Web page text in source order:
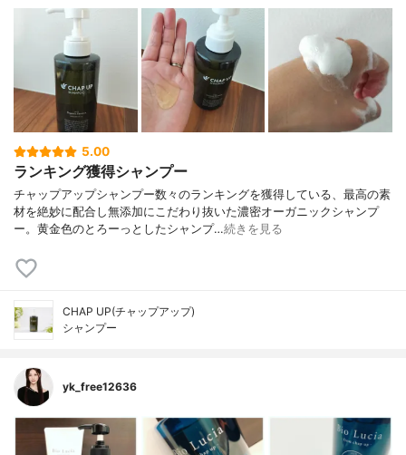
5.00
ランキング獲得シャンプー
チャップアップシャンプー数々のランキングを獲得している、最高の素
材を絶妙に配合し無添加にこだわり抜いた濃密オーガニックシャンプ
ー。黄金色のとろーっとしたシャンプ…続きを見る
CHAP UP(チャップアップ)
シャンプー
yk_free12636